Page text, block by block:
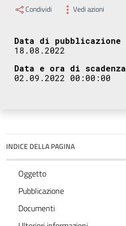
Condividi Vedi azioni
Data di pubblicazione
18.08.2022
Data e ora di scadenza
02.09.2022 00:00:00
INDICE DELLA PAGINA
Oggetto
Pubblicazione
Documenti